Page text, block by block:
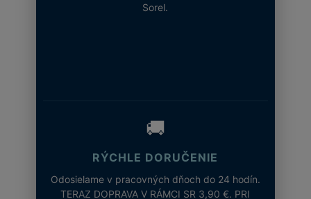
Sorel.
🚚
RÝCHLE DORUČENIE
Odosielame v pracovných dňoch do 24 hodín.
TERAZ DOPRAVA V RÁMCI SR 3,90 €. PRI